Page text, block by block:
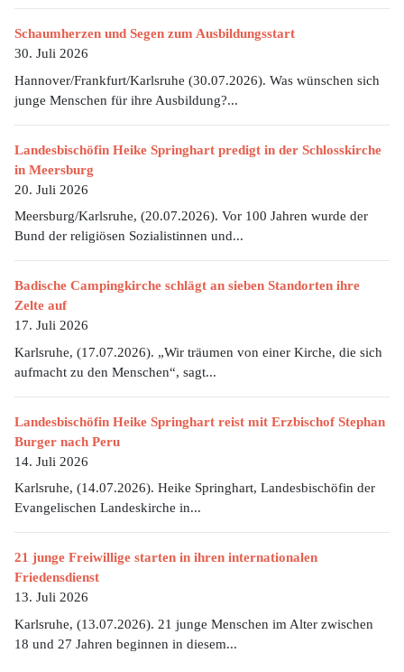
Schaumherzen und Segen zum Ausbildungsstart
30. Juli 2026
Hannover/Frankfurt/Karlsruhe (30.07.2026). Was wünschen sich
junge Menschen für ihre Ausbildung?...
Landesbischöfin Heike Springhart predigt in der Schlosskirche
in Meersburg
20. Juli 2026
Meersburg/Karlsruhe, (20.07.2026). Vor 100 Jahren wurde der
Bund der religiösen Sozialistinnen und...
Badische Campingkirche schlägt an sieben Standorten ihre
Zelte auf
17. Juli 2026
Karlsruhe, (17.07.2026). „Wir träumen von einer Kirche, die sich
aufmacht zu den Menschen“, sagt...
Landesbischöfin Heike Springhart reist mit Erzbischof Stephan
Burger nach Peru
14. Juli 2026
Karlsruhe, (14.07.2026). Heike Springhart, Landesbischöfin der
Evangelischen Landeskirche in...
21 junge Freiwillige starten in ihren internationalen
Friedensdienst
13. Juli 2026
Karlsruhe, (13.07.2026). 21 junge Menschen im Alter zwischen
18 und 27 Jahren beginnen in diesem...